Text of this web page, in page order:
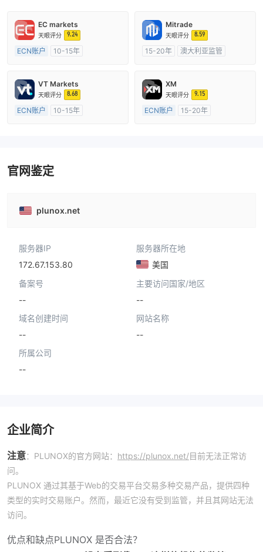
EC markets
天眼评分 9.24
ECN账户
10-15年
主标MT4
Mitrade
天眼评分 8.59
15-20年
澳大利亚监管
VT Markets
天眼评分 8.68
ECN账户
10-15年
XM
天眼评分 9.15
ECN账户
15-20年
官网鉴定
plunox.net
服务器IP
172.67.153.80
服务器所在地
美国
备案号
--
主要访问国家/地区
--
域名创建时间
--
网站名称
--
所属公司
--
企业简介
注意：PLUNOX的官方网站： https://plunox.net/目前无法正常访
问。
PLUNOX 通过其基于Web的交易平台交易多种交易产品，提供四种
类型的实时交易账户。然而，最近它没有受到监管，并且其网站无法
访问。
优点和缺点PLUNOX 是否合法？